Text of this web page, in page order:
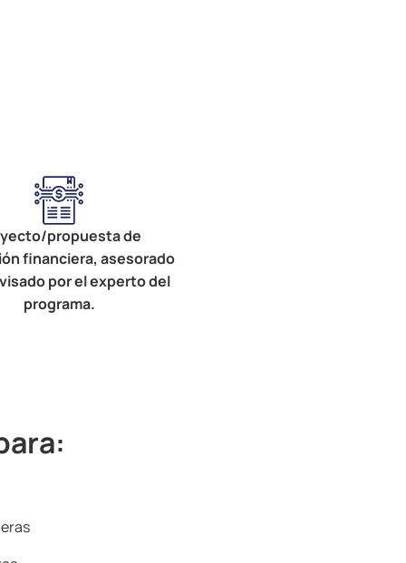
propuesta de
financiera, asesorado
por el experto del
programa.